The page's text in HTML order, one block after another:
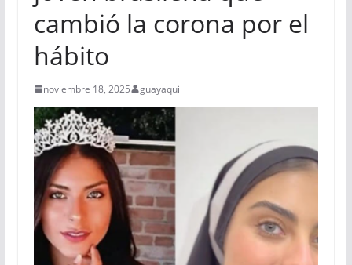
cambió la corona por el
hábito
noviembre 18, 2025 guayaquil